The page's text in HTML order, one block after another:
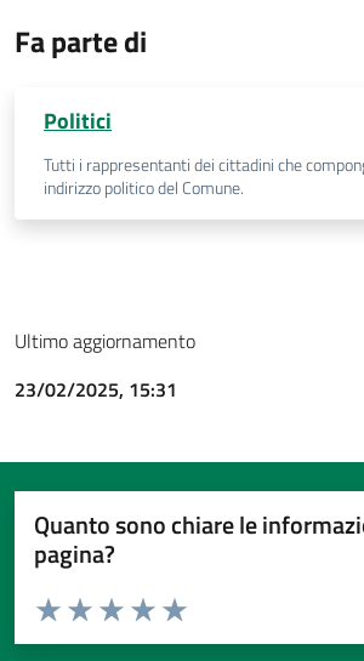
Fa parte di
Politici
Tutti i rappresentanti dei cittadini che
indirizzo politico del Comune.
Ultimo aggiornamento
23/02/2025, 15:31
Quanto sono chiare le
pagina?
Valuta da 1 a 5 stelle la pagina
Valuta 5 stelle su 5
Valuta 4 stelle su 5
Valuta 3 stelle su 5
Valuta 2 stelle su 5
Valuta 1 stelle su 5